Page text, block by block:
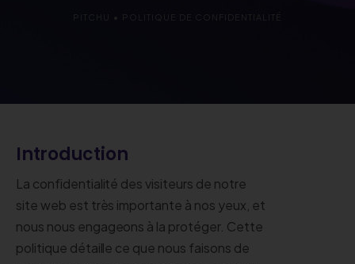
PITCHU • POLITIQUE DE CONFIDENTIALITÉ
Introduction
La confidentialité des visiteurs de notre
site web est très importante à nos yeux, et
nous nous engageons à la protéger. Cette
politique détaille ce que nous faisons de